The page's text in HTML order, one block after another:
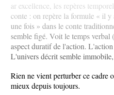
ar excellence, les repères
conte : on repère la formule « il
une fois » dans le conte
semble figé. Voit le temps
aspect duratif de l'action.
L'univers décrit semble
Rien ne vient perturber ce cadre
mieux depuis toujours.